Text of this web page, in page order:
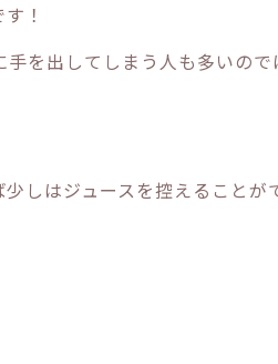
！
を出してしまう人も多いので
しはジュースを控えることが